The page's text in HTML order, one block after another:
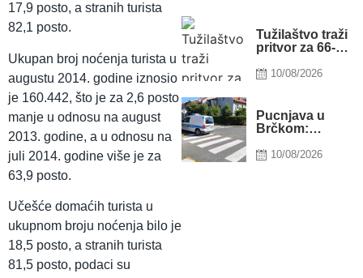
17,9 posto, a stranih turista
82,1 posto.
Ukupan broj noćenja turista u
augustu 2014. godine iznosio
je 160.442, što je za 2,6 posto
manje u odnosu na august
2013. godine, a u odnosu na
juli 2014. godine više je za
63,9 posto.
Učešće domaćih turista u
ukupnom broju noćenja bilo je
18,5 posto, a stranih turista
81,5 posto, podaci su
odgovornost
Tužilaštvo traži
pritvor za 66-
Bosanske
supruga
10/08/2026
Pucnjava u
Brčkom:
ranjen,
10/08/2026